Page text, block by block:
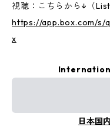
視聴：こちらから↓（
https://app.box.com/s/
x
日本国